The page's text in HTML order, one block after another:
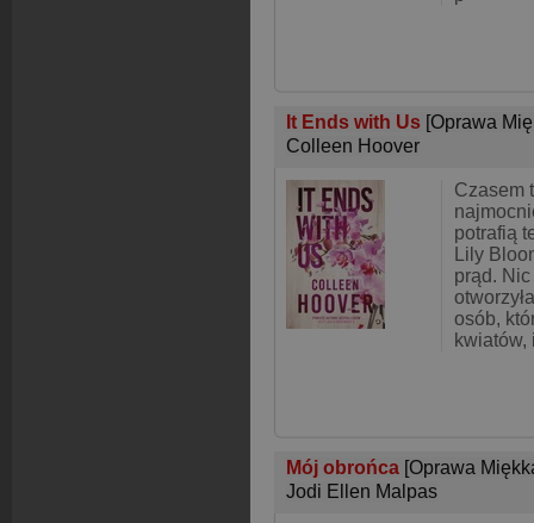
It Ends with Us [Oprawa
Colleen Hoover
Czasem
potrafią
Lily
prąd.
osób,
kwiatów,
Mój obrońca [Oprawa
Jodi Ellen Malpas